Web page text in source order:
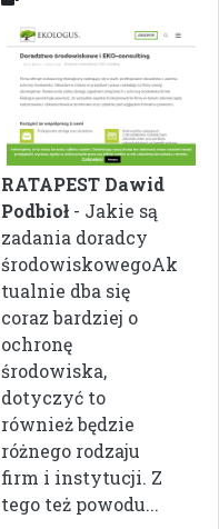
RATAPEST Dawid
Podbioł - Jakie są
zadania doradcy
środowiskowegoAk
tualnie dba się
coraz bardziej o
ochronę
środowiska,
dotyczyć to
również będzie
różnego rodzaju
firm i instytucji. Z
tego też powodu...